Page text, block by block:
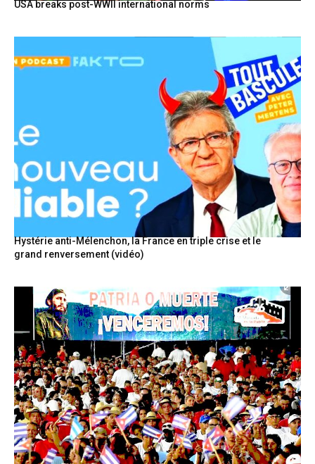
USA breaks post-WWII international norms
Hystérie anti-Mélenchon, la France en triple crise et le
grand renversement (vidéo)